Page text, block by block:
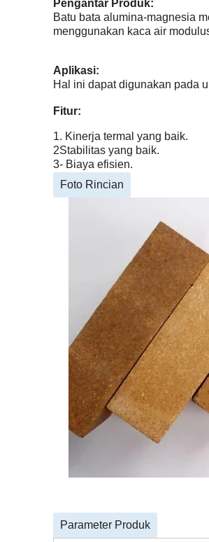
Pengantar Produk:
Batu bata alumina-magnesia
menggunakan kaca air
Aplikasi:
Hal ini dapat digunakan pada
Fitur:
1. Kinerja termal yang baik.
2Stabilitas yang baik.
3- Biaya efisien.
Foto Rincian
Parameter Produk